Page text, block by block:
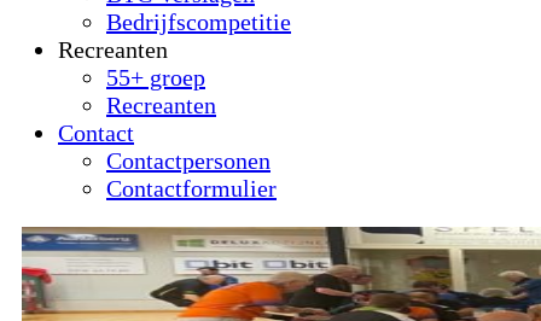
Bedrijfscompetitie
Recreanten
55+ groep
Recreanten
Contact
Contactpersonen
Contactformulier